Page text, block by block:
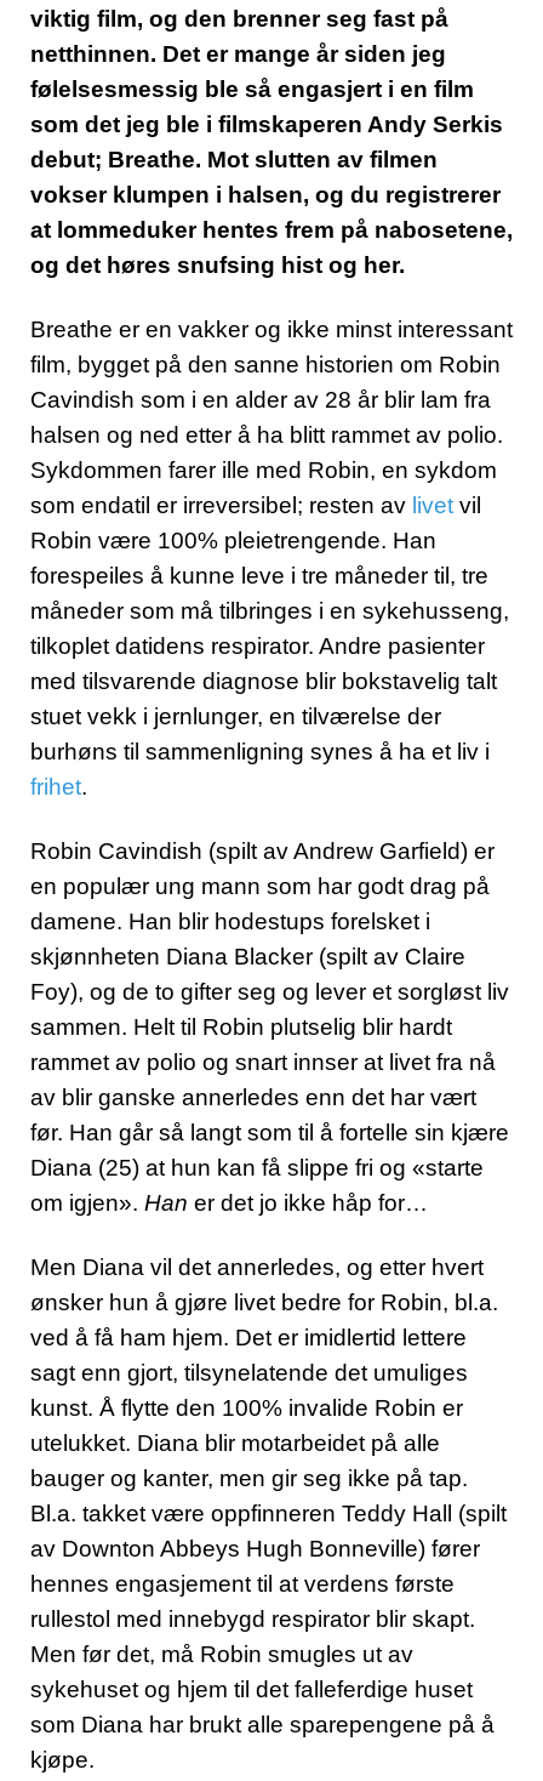
viktig film, og den brenner seg fast på
netthinnen. Det er mange år siden jeg
følelsesmessig ble så engasjert i en film
som det jeg ble i filmskaperen Andy Serkis
debut; Breathe. Mot slutten av filmen
vokser klumpen i halsen, og du registrerer
at lommeduker hentes frem på nabosetene,
og det høres snufsing hist og her.
Breathe er en vakker og ikke minst interessant
film, bygget på den sanne historien om Robin
Cavindish som i en alder av 28 år blir lam fra
halsen og ned etter å ha blitt rammet av polio.
Sykdommen farer ille med Robin, en sykdom
som endatil er irreversibel; resten av livet vil
Robin være 100% pleietrengende. Han
forespeiles å kunne leve i tre måneder til, tre
måneder som må tilbringes i en sykehusseng,
tilkoplet datidens respirator. Andre pasienter
med tilsvarende diagnose blir bokstavelig talt
stuet vekk i jernlunger, en tilværelse der
burhøns til sammenligning synes å ha et liv i
frihet.
Robin Cavindish (spilt av Andrew Garfield) er
en populær ung mann som har godt drag på
damene. Han blir hodestups forelsket i
skjønnheten Diana Blacker (spilt av Claire
Foy), og de to gifter seg og lever et sorgløst liv
sammen. Helt til Robin plutselig blir hardt
rammet av polio og snart innser at livet fra nå
av blir ganske annerledes enn det har vært
før. Han går så langt som til å fortelle sin kjære
Diana (25) at hun kan få slippe fri og «starte
om igjen». Han er det jo ikke håp for…
Men Diana vil det annerledes, og etter hvert
ønsker hun å gjøre livet bedre for Robin, bl.a.
ved å få ham hjem. Det er imidlertid lettere
sagt enn gjort, tilsynelatende det umuliges
kunst. Å flytte den 100% invalide Robin er
utelukket. Diana blir motarbeidet på alle
bauger og kanter, men gir seg ikke på tap.
Bl.a. takket være oppfinneren Teddy Hall (spilt
av Downton Abbeys Hugh Bonneville) fører
hennes engasjement til at verdens første
rullestol med innebygd respirator blir skapt.
Men før det, må Robin smugles ut av
sykehuset og hjem til det falleferdige huset
som Diana har brukt alle sparepengene på å
kjøpe.